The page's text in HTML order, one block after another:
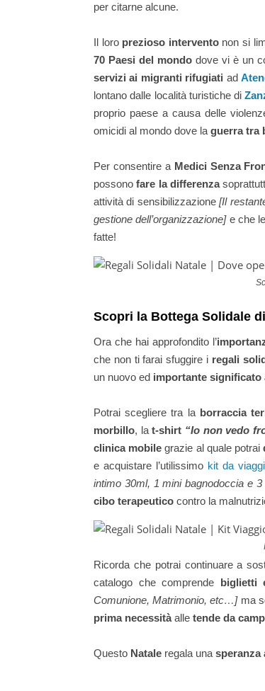
per citarne alcune.
Il loro prezioso interventonon si
70 Paesi del mondo dove vi è un
servizi ai migranti rifugiati ad
lontano dalle località turistiche di
proprio paese a causa delle
omicidi al mondo dove la guerra tra
Per consentire a Medici Senza
possonofare la differenza
attività di sensibilizzazione[Il
gestione dell’organizzazione]e che
fatte!
Scopri la Bottega Solidale
Ora che hai approfondito l’
che non ti farai sfuggire i regali
un nuovo ed importante
Potrai scegliere tra la borraccia
morbillo, lat-shirt “Io non vedo
clinica mobile grazie al quale potrai
e acquistare l’utilissimo kit da
intimo 30ml, 1 mini bagnodoccia e
cibo terapeutico contro la
Ricorda che potrai continuare a
catalogo che comprende biglietti
Comunione, Matrimonio, etc…]ma
prima necessità alle tende da
Questo Natale regala una speranza